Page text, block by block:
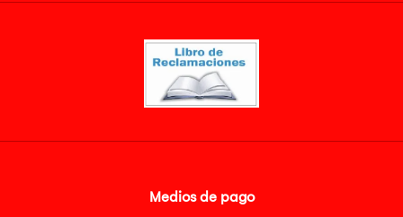
Medios de pago